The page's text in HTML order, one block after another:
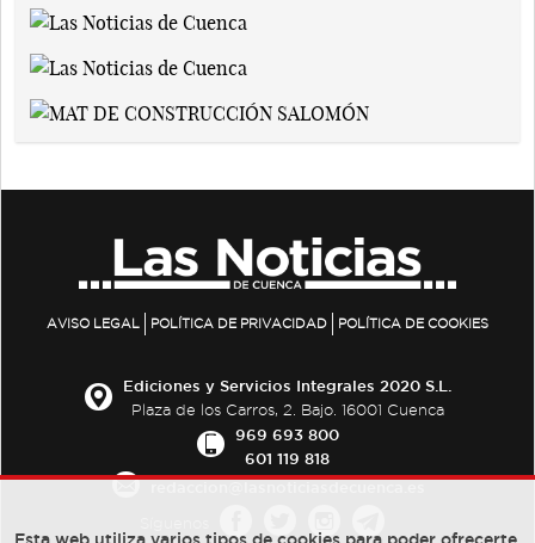
AVISO LEGAL POLÍTICA DE PRIVACIDAD POLÍTICA DE COOKIES
Ediciones y Servicios Integrales 2020 S.L.
Plaza de los Carros, 2. Bajo. 16001 Cuenca
969 693 800
601 119 818